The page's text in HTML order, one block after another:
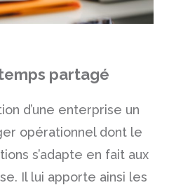
partagé
d’une enterprise un
opérationnel dont le
s’adapte en fait aux
Il lui apporte ainsi les